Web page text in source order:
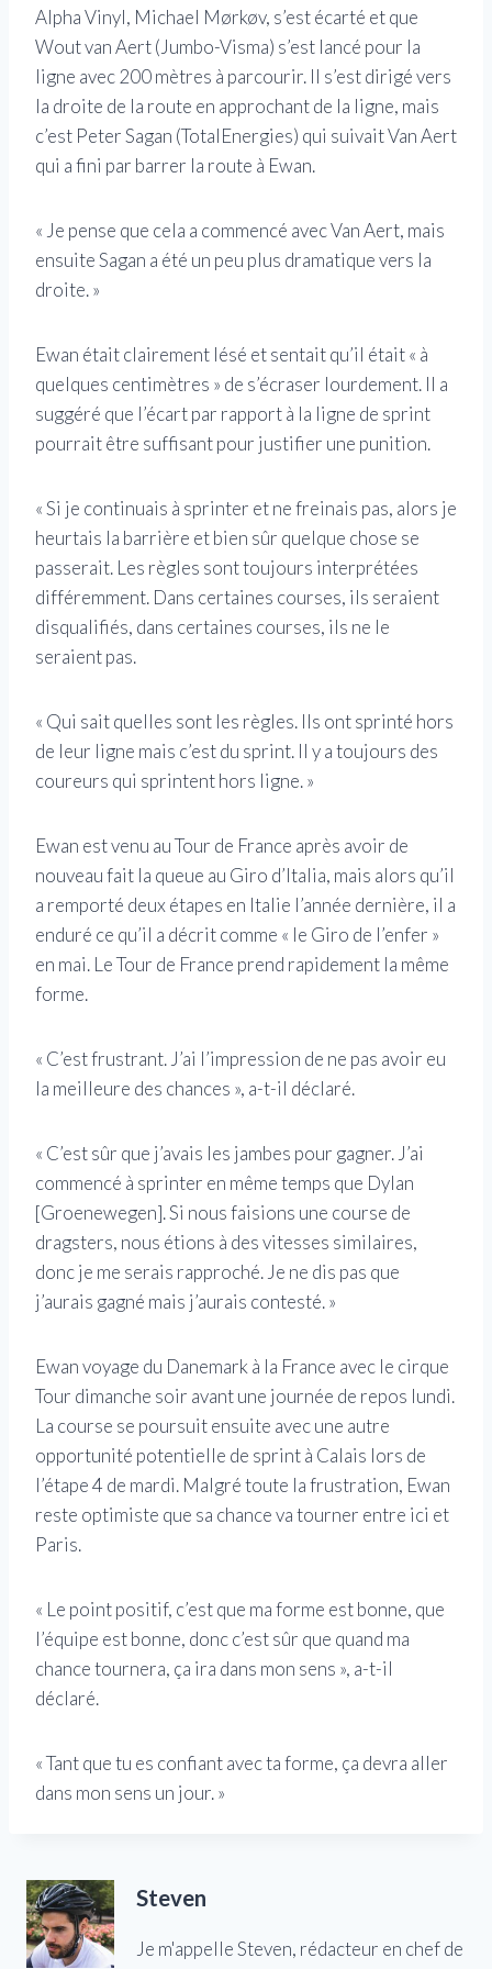
Alpha Vinyl, Michael Mørkøv, s’est écarté et que
Wout van Aert (Jumbo-Visma) s’est lancé pour la
ligne avec 200 mètres à parcourir. Il s’est dirigé vers
la droite de la route en approchant de la ligne, mais
c’est Peter Sagan (TotalEnergies) qui suivait Van Aert
qui a fini par barrer la route à Ewan.
« Je pense que cela a commencé avec Van Aert, mais
ensuite Sagan a été un peu plus dramatique vers la
droite. »
Ewan était clairement lésé et sentait qu’il était « à
quelques centimètres » de s’écraser lourdement. Il a
suggéré que l’écart par rapport à la ligne de sprint
pourrait être suffisant pour justifier une punition.
« Si je continuais à sprinter et ne freinais pas, alors je
heurtais la barrière et bien sûr quelque chose se
passerait. Les règles sont toujours interprétées
différemment. Dans certaines courses, ils seraient
disqualifiés, dans certaines courses, ils ne le
seraient pas.
« Qui sait quelles sont les règles. Ils ont sprinté hors
de leur ligne mais c’est du sprint. Il y a toujours des
coureurs qui sprintent hors ligne. »
Ewan est venu au Tour de France après avoir de
nouveau fait la queue au Giro d’Italia, mais alors qu’il
a remporté deux étapes en Italie l’année dernière, il a
enduré ce qu’il a décrit comme « le Giro de l’enfer »
en mai. Le Tour de France prend rapidement la même
forme.
« C’est frustrant. J’ai l’impression de ne pas avoir eu
la meilleure des chances », a-t-il déclaré.
« C’est sûr que j’avais les jambes pour gagner. J’ai
commencé à sprinter en même temps que Dylan
[Groenewegen]. Si nous faisions une course de
dragsters, nous étions à des vitesses similaires,
donc je me serais rapproché. Je ne dis pas que
j’aurais gagné mais j’aurais contesté. »
Ewan voyage du Danemark à la France avec le cirque
Tour dimanche soir avant une journée de repos lundi.
La course se poursuit ensuite avec une autre
opportunité potentielle de sprint à Calais lors de
l’étape 4 de mardi. Malgré toute la frustration, Ewan
reste optimiste que sa chance va tourner entre ici et
Paris.
« Le point positif, c’est que ma forme est bonne, que
l’équipe est bonne, donc c’est sûr que quand ma
chance tournera, ça ira dans mon sens », a-t-il
déclaré.
« Tant que tu es confiant avec ta forme, ça devra aller
dans mon sens un jour. »
Steven
Je m'appelle Steven, rédacteur en chef de